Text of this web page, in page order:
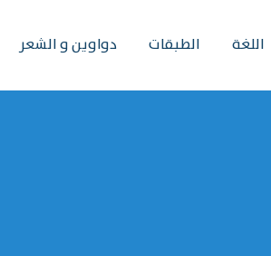
اللغة الطبقات دواوين و الشعر